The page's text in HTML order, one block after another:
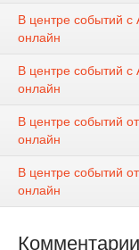
В центре событий
онлайн
В центре событий с
онлайн
В центре событий
онлайн
В центре событий
онлайн